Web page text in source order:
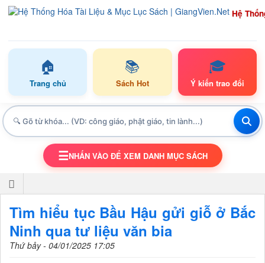
Hệ
🏠
Trang chủ
📚
Sách Hot
🎓
Ý kiến trao đổi
TOGGLE NAVIGATION
☰NHẤN VÀO ĐỂ XEM DANH MỤC SÁCH
Tìm hiểu tục Bầu Hậu gửi giỗ ở Bắc
Ninh qua tư liệu văn bia
Thứ bảy - 04/01/2025 17:05